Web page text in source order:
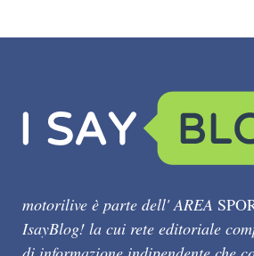
motorilive è parte dell' AREA
IsayBlog! la cui rete editoriale